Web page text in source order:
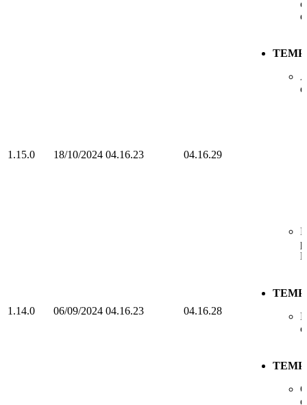
1.15.0 18/10/2024 04.16.23 04.16.29
1.14.0 06/09/2024 04.16.23 04.16.28